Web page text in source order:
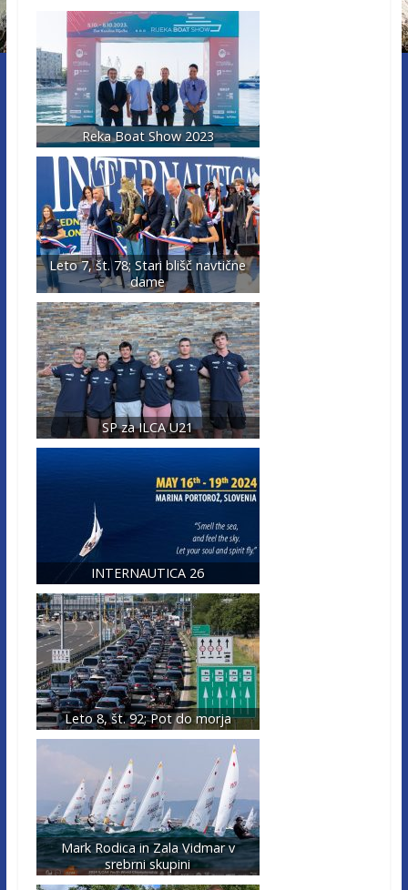
Reka Boat Show 2023
Leto 7, št. 78; Stari blišč navtične
dame
SP za ILCA U21
INTERNAUTICA 26
Leto 8, št. 92; Pot do morja
Mark Rodica in Zala Vidmar v
srebrni skupini